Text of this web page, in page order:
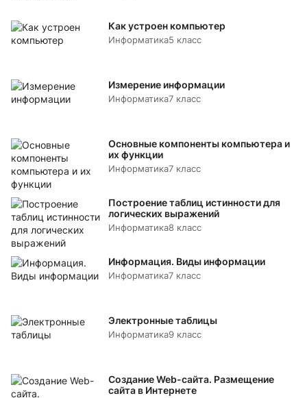
Как устроен компьютер
Информатика5 класс
Измерение информации
Информатика7 класс
Основные компоненты компьютера и
их функции
Информатика7 класс
Построение таблиц истинности для
логических выражений
Информатика8 класс
Информация. Виды информации
Информатика7 класс
Электронные таблицы
Информатика9 класс
Создание Web-сайта. Размещение
сайта в Интернете